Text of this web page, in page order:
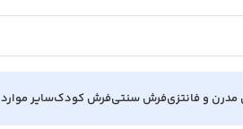
و فانتزیفرش سنتیفرش کودکسایر موارد